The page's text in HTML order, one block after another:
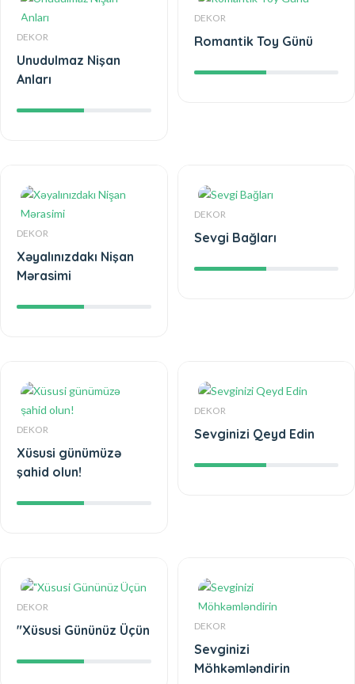
DEKOR
Unudulmaz Nişan
Anları
DEKOR
Romantik Toy Günü
DEKOR
Xəyalınızdakı Nişan
Mərasimi
DEKOR
Sevgi Bağları
DEKOR
Xüsusi günümüzə
şahid olun!
DEKOR
Sevginizi Qeyd Edin
DEKOR
"Xüsusi Gününüz Üçün DEKOR
Sevginizi
Möhkəmləndirin